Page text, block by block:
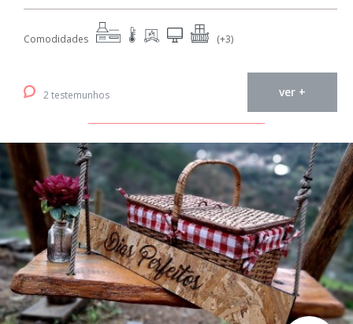
Comodidades (+3)
2 testemunhos ver +